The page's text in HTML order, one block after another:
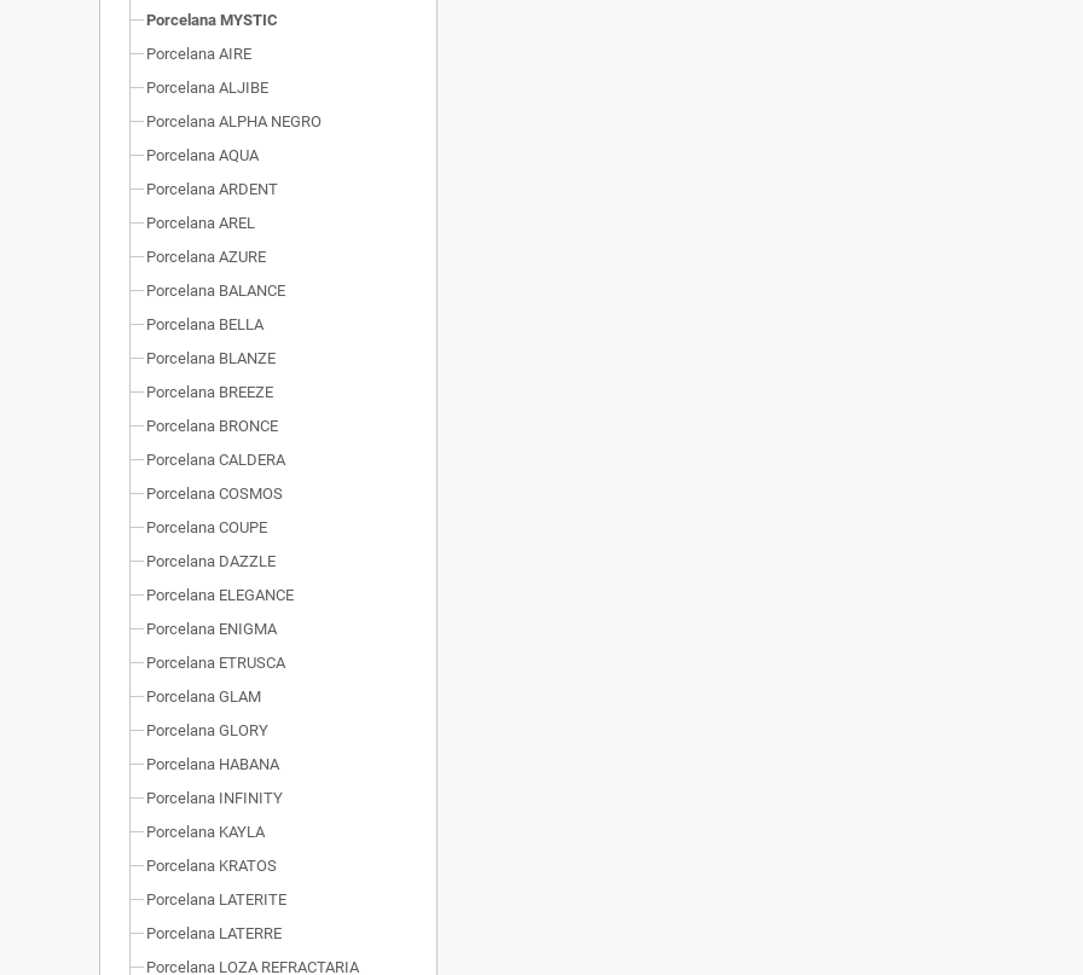
Porcelana MYSTIC
Porcelana AIRE
Porcelana ALJIBE
Porcelana ALPHA NEGRO
Porcelana AQUA
Porcelana ARDENT
Porcelana AREL
Porcelana AZURE
Porcelana BALANCE
Porcelana BELLA
Porcelana BLANZE
Porcelana BREEZE
Porcelana BRONCE
Porcelana CALDERA
Porcelana COSMOS
Porcelana COUPE
Porcelana DAZZLE
Porcelana ELEGANCE
Porcelana ENIGMA
Porcelana ETRUSCA
Porcelana GLAM
Porcelana GLORY
Porcelana HABANA
Porcelana INFINITY
Porcelana KAYLA
Porcelana KRATOS
Porcelana LATERITE
Porcelana LATERRE
Porcelana LOZA REFRACTARIA